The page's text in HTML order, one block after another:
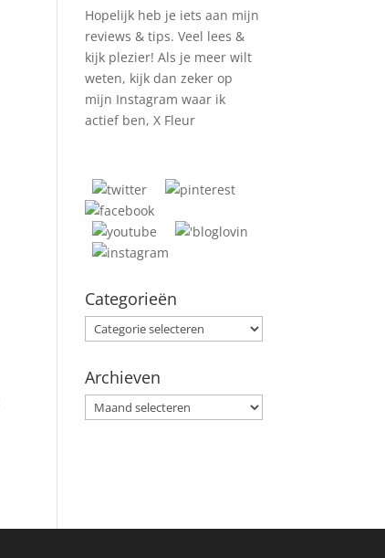
Hopelijk heb je iets aan mijn
reviews & tips. Veel lees &
kijk plezier! Als je meer wilt
weten, kijk dan zeker op
mijn Instagram waar ik
actief ben, X Fleur
Categorieën
Categorieën
Archieven
Archieven